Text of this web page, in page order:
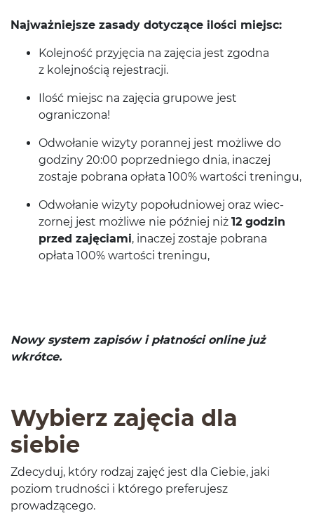
Najważniejsze zasady doty­czące ilości miejsc:
Kole­jność przyję­cia na zaję­cia jest zgodna
z kole­jnoś­cią rejestracji.
Ilość miejsc na zaję­cia grupowe jest
ograniczona!
Odwołanie wiz­yty poran­nej jest możliwe do
godziny 20:00 poprzed­niego dnia, inaczej
zostaje pobrana opłata 100% wartości treningu,
Odwołanie wiz­yty popołud­niowej oraz wiec­
zornej jest możliwe nie później niż 12 godzin
przed zaję­ci­ami, inaczej zostaje pobrana
opłata 100% wartości treningu,
Nowy sys­tem zapisów i płat­ności online już
wkrótce.
Wybierz zaję­cia dla
siebie
Zde­cy­duj, który rodzaj zajęć jest dla Ciebie, jaki
poziom trud­ności i którego prefer­u­jesz
prowadzącego.